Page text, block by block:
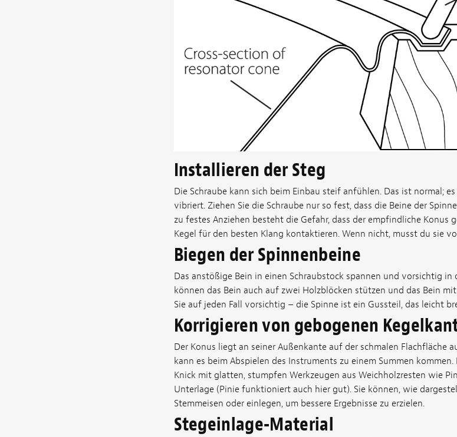
Installieren der Steg
Die Schraube kann sich beim Einbau steif anfühlen. Das ist normal;
vibriert. Ziehen Sie die Schraube nur so fest, dass die Beine der
zu festes Anziehen besteht die Gefahr, dass der empfindliche Konus
Kegel für den besten Klang kontaktieren. Wenn nicht, musst du sie
Biegen der Spinnenbeine
Das anstößige Bein in einen Schraubstock spannen und vorsichtig in
können das Bein auch auf zwei Holzblöcken stützen und das Bein
Sie auf jeden Fall vorsichtig – die Spinne ist ein Gussteil, das leicht
Korrigieren von gebogenen
Der Konus liegt an seiner Außenkante auf der schmalen Flachfläche
kann es beim Abspielen des Instruments zu einem Summen
Knick mit glatten, stumpfen Werkzeugen aus Weichholzresten wie
Unterlage (Pinie funktioniert auch hier gut). Sie können, wie
Stemmeisen oder einlegen, um bessere Ergebnisse zu erzielen.
Stegeinlage-Material